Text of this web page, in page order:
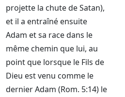
projette la chute de Satan),
et il a entraîné ensuite
Adam et sa race dans le
même chemin que lui, au
point que lorsque le Fils de
Dieu est venu comme le
dernier Adam (Rom. 5:14) le